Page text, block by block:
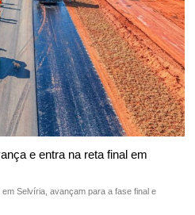
e entra na reta final em
Selvíria, avançam para a fase final e